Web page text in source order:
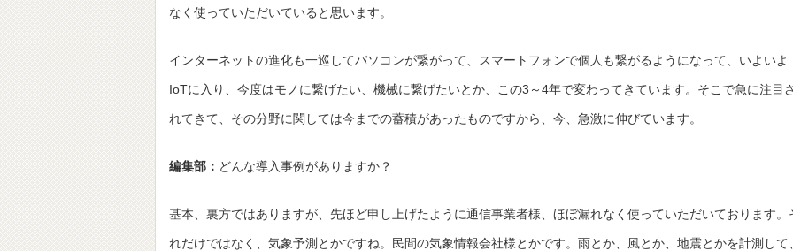
なく使っていただいていると思います。
インターネットの進化も一巡してパソコンが繋がって、スマートフォンで個人も繋がるようになって、いよいよ
IoTに入り、今度はモノに繋げたい、機械に繋げたいとか、この3～4年で変わってきています。そこで急に注目さ
れてきて、その分野に関しては今までの蓄積があったものですから、今、急激に伸びています。
編集部： どんな導入事例がありますか？
基本、裏方ではありますが、先ほど申し上げたように通信事業者様、ほぼ漏れなく使っていただいております。
れだけではなく、気象予測とかですね。民間の気象情報会社様とかです。雨とか、風とか、地震とかを計測して、